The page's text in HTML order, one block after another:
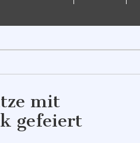
mit
gefeiert